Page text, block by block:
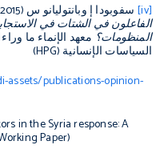
[iv] سفوبودا إ وبانتوليانو س (2015)،
الفاعلون في الشتات في
المنظومات؟ معهد الإنماء ما
السياسات الإنسانية (HPG
)
assets/publications-opinion-
in the Syria response: A
Paper)